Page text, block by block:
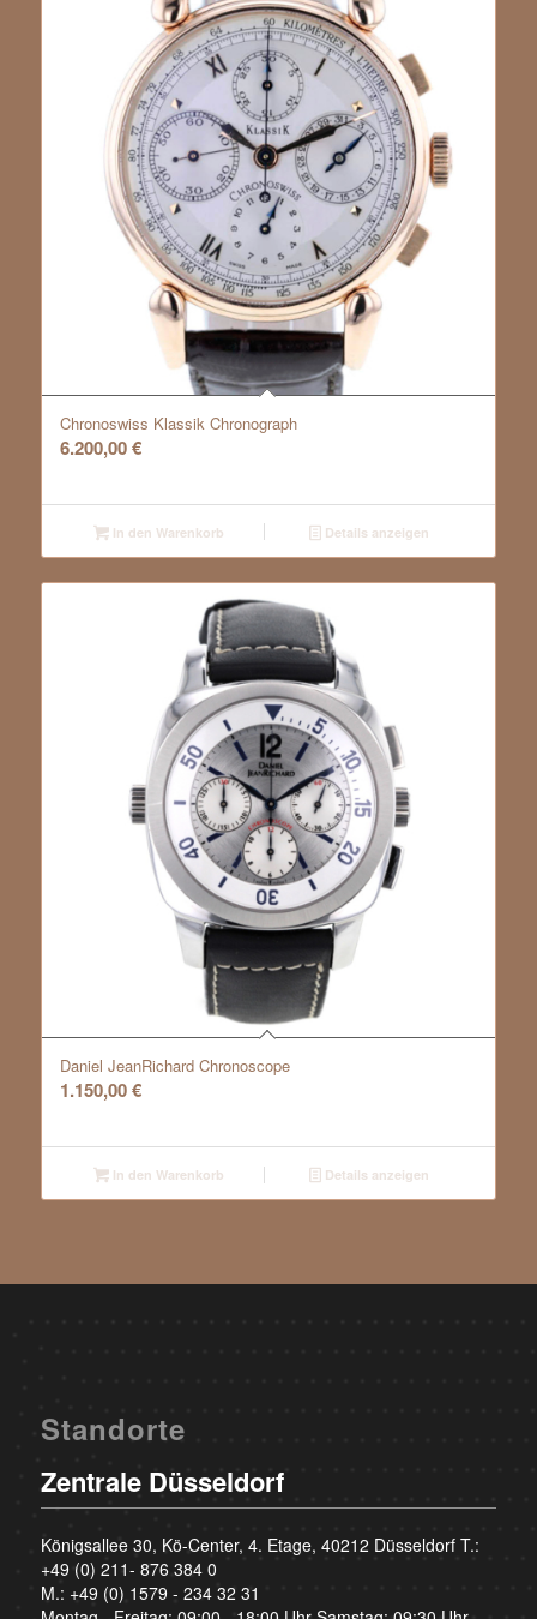
Chronoswiss Klassik Chronograph
6.200,00€
In den Warenkorb Details anzeigen
Daniel JeanRichard Chronoscope
1.150,00€
In den Warenkorb Details anzeigen
Standorte
Zentrale Düsseldorf
Königsallee 30, Kö-Center, 4. Etage, 40212 Düsseldorf T.:
+49 (0) 211- 876 384 0
M.: +49 (0) 1579 - 234 32 31